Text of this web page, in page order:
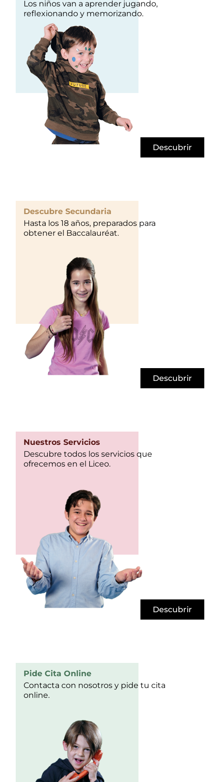
Los niños van a aprender jugando,
reflexionando y memorizando.
Descubrir
Descubre Secundaria
Hasta los 18 años, preparados para
obtener el Baccalauréat.
Descubrir
Nuestros Servicios
Descubre todos los servicios que
ofrecemos en el Liceo.
Descubrir
Pide Cita Online
Contacta con nosotros y pide tu cita
online.